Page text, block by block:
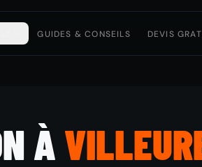
GUIDES & CONSEILS DEVIS
À